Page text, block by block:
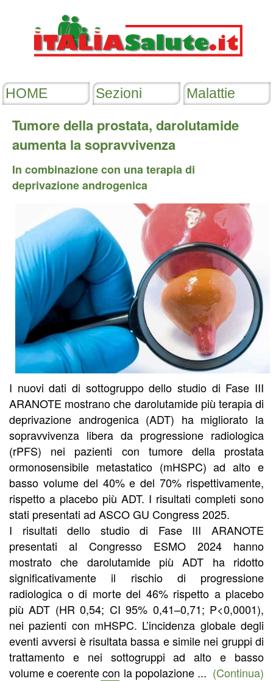
Tumore della prostata, darolutamide
aumenta la sopravvivenza
In combinazione con una terapia di
deprivazione androgenica
I nuovi dati di sottogruppo dello studio di Fase III
ARANOTE mostrano che darolutamide più terapia di
deprivazione androgenica (ADT) ha migliorato la
sopravvivenza libera da progressione radiologica
(rPFS) nei pazienti con tumore della prostata
ormonosensibile metastatico (mHSPC) ad alto e
basso volume del 40% e del 70% rispettivamente,
rispetto a placebo più ADT. I risultati completi sono
stati presentati ad ASCO GU Congress 2025.
I risultati dello studio di Fase III ARANOTE
presentati al Congresso ESMO 2024 hanno
mostrato che darolutamide più ADT ha ridotto
significativamente il rischio di progressione
radiologica o di morte del 46% rispetto a placebo
più ADT (HR 0,54; CI 95% 0,41–0,71; P<0,0001),
nei pazienti con mHSPC. L’incidenza globale degli
eventi avversi è risultata bassa e simile nei gruppi di
trattamento e nei sottogruppi ad alto e basso
volume e coerente con la popolazione ... (Continua)